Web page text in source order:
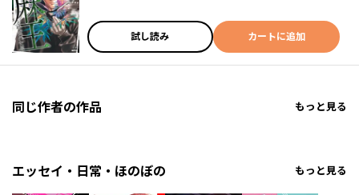
試し読み カートに追加
同じ作者の作品 もっと見る
エッセイ・日常・ほのぼの もっと見る